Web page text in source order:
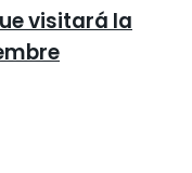
visitará la